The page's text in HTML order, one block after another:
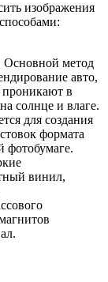
изображения
Основной метод
авто,
проникают в
солнце и влаге.
для создания
формата
фотобумаге.
винил,